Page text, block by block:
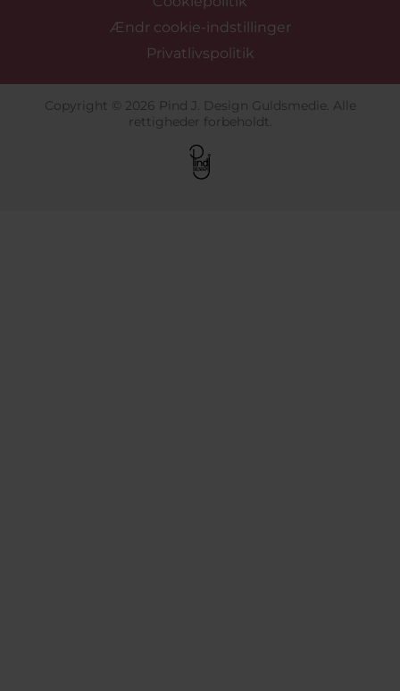
Ændr cookie-indstillinger
Privatlivspolitik
Copyright © 2026 Pind J. Design Guldsmedie. Alle
rettigheder forbeholdt.